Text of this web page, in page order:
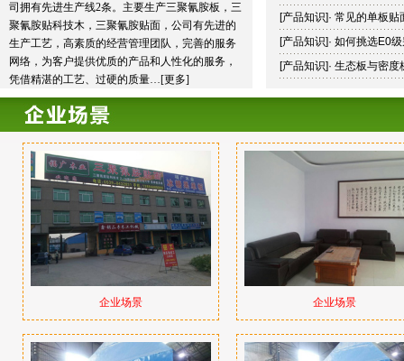
司拥有先进生产线2条。主要生产三聚氰胺板，三
聚氰胺贴科技木，三聚氰胺贴面，公司有先进的
生产工艺，高素质的经营管理团队，完善的服务
网络，为客户提供优质的产品和人性化的服务，
凭借精湛的工艺、过硬的质量…[更多]
[产品知识]· 常见的单板贴
[产品知识]· 如何挑选E0
[产品知识]· 生态板与密度
企业场景 企业场景